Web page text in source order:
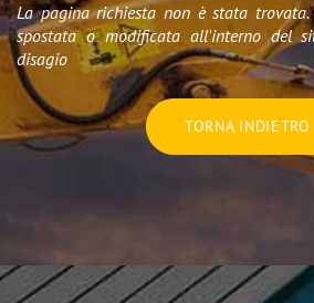
La pagina richiesta non è stata trovata.
spostata o modificata all'interno del
disagio
TORNA INDIETRO